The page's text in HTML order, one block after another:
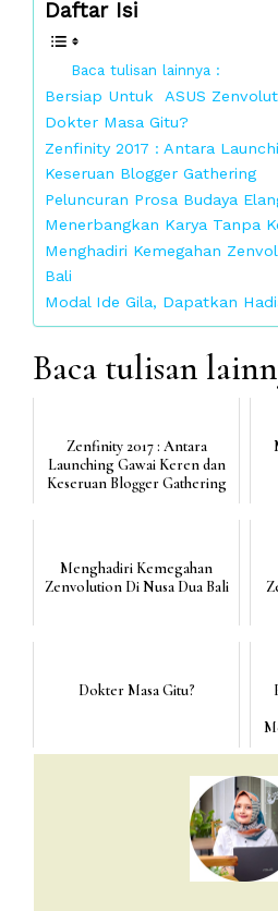
Daftar Isi
Baca tulisan lainnya :
Bersiap Untuk ASUS
Dokter Masa Gitu?
Zenfinity 2017 : Antara
Keseruan Blogger Gathering
Peluncuran Prosa Budaya
Menerbangkan Karya Tanpa
Menghadiri Kemegahan
Bali
Modal Ide Gila, Dapatkan
Baca tulisan
Zenfinity 2017 : Antara
Launching Gawai Keren dan
Keseruan Blogger Gathering
Menghadiri Kemegahan
Zenvolution Di Nusa Dua Bali
Dokter Masa Gitu?